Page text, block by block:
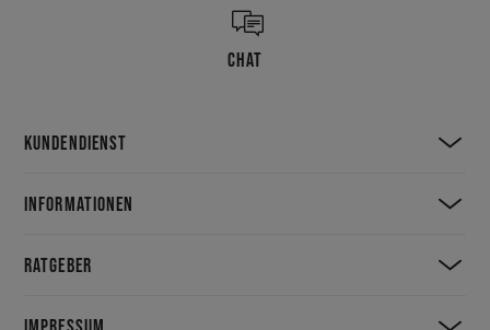
CHAT
KUNDENDIENST
INFORMATIONEN
RATGEBER